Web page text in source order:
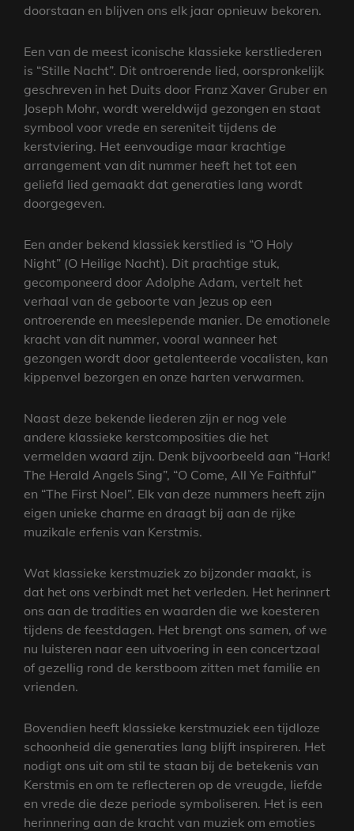
doorstaan en blijven ons elk jaar opnieuw bekoren.
Een van de meest iconische klassieke kerstliederen
is “Stille Nacht”. Dit ontroerende lied, oorspronkelijk
geschreven in het Duits door Franz Xaver Gruber en
Joseph Mohr, wordt wereldwijd gezongen en staat
symbool voor vrede en sereniteit tijdens de
kerstviering. Het eenvoudige maar krachtige
arrangement van dit nummer heeft het tot een
geliefd lied gemaakt dat generaties lang wordt
doorgegeven.
Een ander bekend klassiek kerstlied is “O Holy
Night” (O Heilige Nacht). Dit prachtige stuk,
gecomponeerd door Adolphe Adam, vertelt het
verhaal van de geboorte van Jezus op een
ontroerende en meeslepende manier. De emotionele
kracht van dit nummer, vooral wanneer het
gezongen wordt door getalenteerde vocalisten, kan
kippenvel bezorgen en onze harten verwarmen.
Naast deze bekende liederen zijn er nog vele
andere klassieke kerstcomposities die het
vermelden waard zijn. Denk bijvoorbeeld aan “Hark!
The Herald Angels Sing”, “O Come, All Ye Faithful”
en “The First Noel”. Elk van deze nummers heeft zijn
eigen unieke charme en draagt bij aan de rijke
muzikale erfenis van Kerstmis.
Wat klassieke kerstmuziek zo bijzonder maakt, is
dat het ons verbindt met het verleden. Het herinnert
ons aan de tradities en waarden die we koesteren
tijdens de feestdagen. Het brengt ons samen, of we
nu luisteren naar een uitvoering in een concertzaal
of gezellig rond de kerstboom zitten met familie en
vrienden.
Bovendien heeft klassieke kerstmuziek een tijdloze
schoonheid die generaties lang blijft inspireren. Het
nodigt ons uit om stil te staan bij de betekenis van
Kerstmis en om te reflecteren op de vreugde, liefde
en vrede die deze periode symboliseren. Het is een
herinnering aan de kracht van muziek om emoties